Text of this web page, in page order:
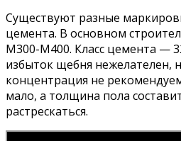
Существуют разные
цемента. В основном
М300-М400. Класс цемента —
избыток щебня нежелателен,
концентрация не
мало, а толщина пола
растрескаться.